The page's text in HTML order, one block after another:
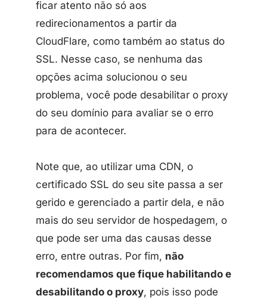
ficar atento não só aos
redirecionamentos a partir da
CloudFlare, como também ao status do
SSL. Nesse caso, se nenhuma das
opções acima solucionou o seu
problema, você pode desabilitar o proxy
do seu domínio para avaliar se o erro
para de acontecer.
Note que, ao utilizar uma CDN, o
certificado SSL do seu site passa a ser
gerido e gerenciado a partir dela, e não
mais do seu servidor de hospedagem, o
que pode ser uma das causas desse
erro, entre outras. Por fim, não
recomendamos que fique habilitando e
desabilitando o proxy, pois isso pode